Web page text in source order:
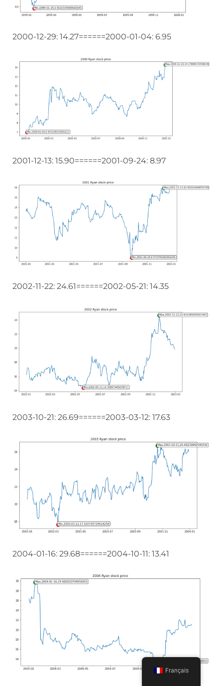
2000-12-29: 14.27======2000-01-04: 6.95
2001-12-13: 15.90======2001-09-24: 8.97
2002-11-22: 24.61======2002-05-21: 14.35
2003-10-21: 26.69======2003-03-12: 17.63
2004-01-16: 29.68======2004-10-11: 13.41
Français